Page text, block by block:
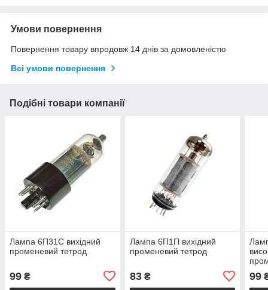
Умови повернення
Повернення товару впродовж 14 днів за домовленістю
Всі умови повернення
Подібні товари компанії
Лампа 6П31С вихідний
променевий тетрод
99 ₴
Лампа 6П1П вихідний
променевий тетрод
83₴ 99